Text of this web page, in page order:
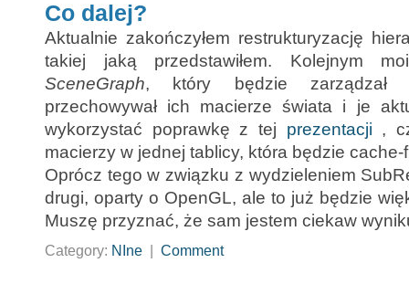
Co dalej?
Aktualnie zakończyłem restrukturyzację
takiej jaką przedstawiłem. Kolejnym
SceneGraph, który będzie zarządzał
przechowywał ich macierze świata i je
wykorzystać poprawkę z tej prezentacji ,
macierzy w jednej tablicy, która będzie cache-
Oprócz tego w związku z wydzieleniem
drugi, oparty o OpenGL, ale to już będzie
Muszę przyznać, że sam jestem ciekaw
Category: NIne Comment